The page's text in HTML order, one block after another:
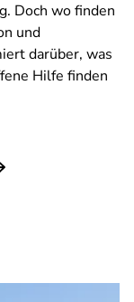
Doch wo finden
und
darüber, was
Hilfe finden